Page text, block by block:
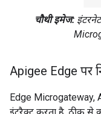
चौथी इमेज:
Apigee Edge पर
Edge Microgateway,